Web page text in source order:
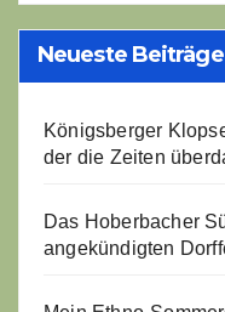
Neueste Beiträge
Königsberger
der die Zeiten
Das Hoberbacher
angekündigten